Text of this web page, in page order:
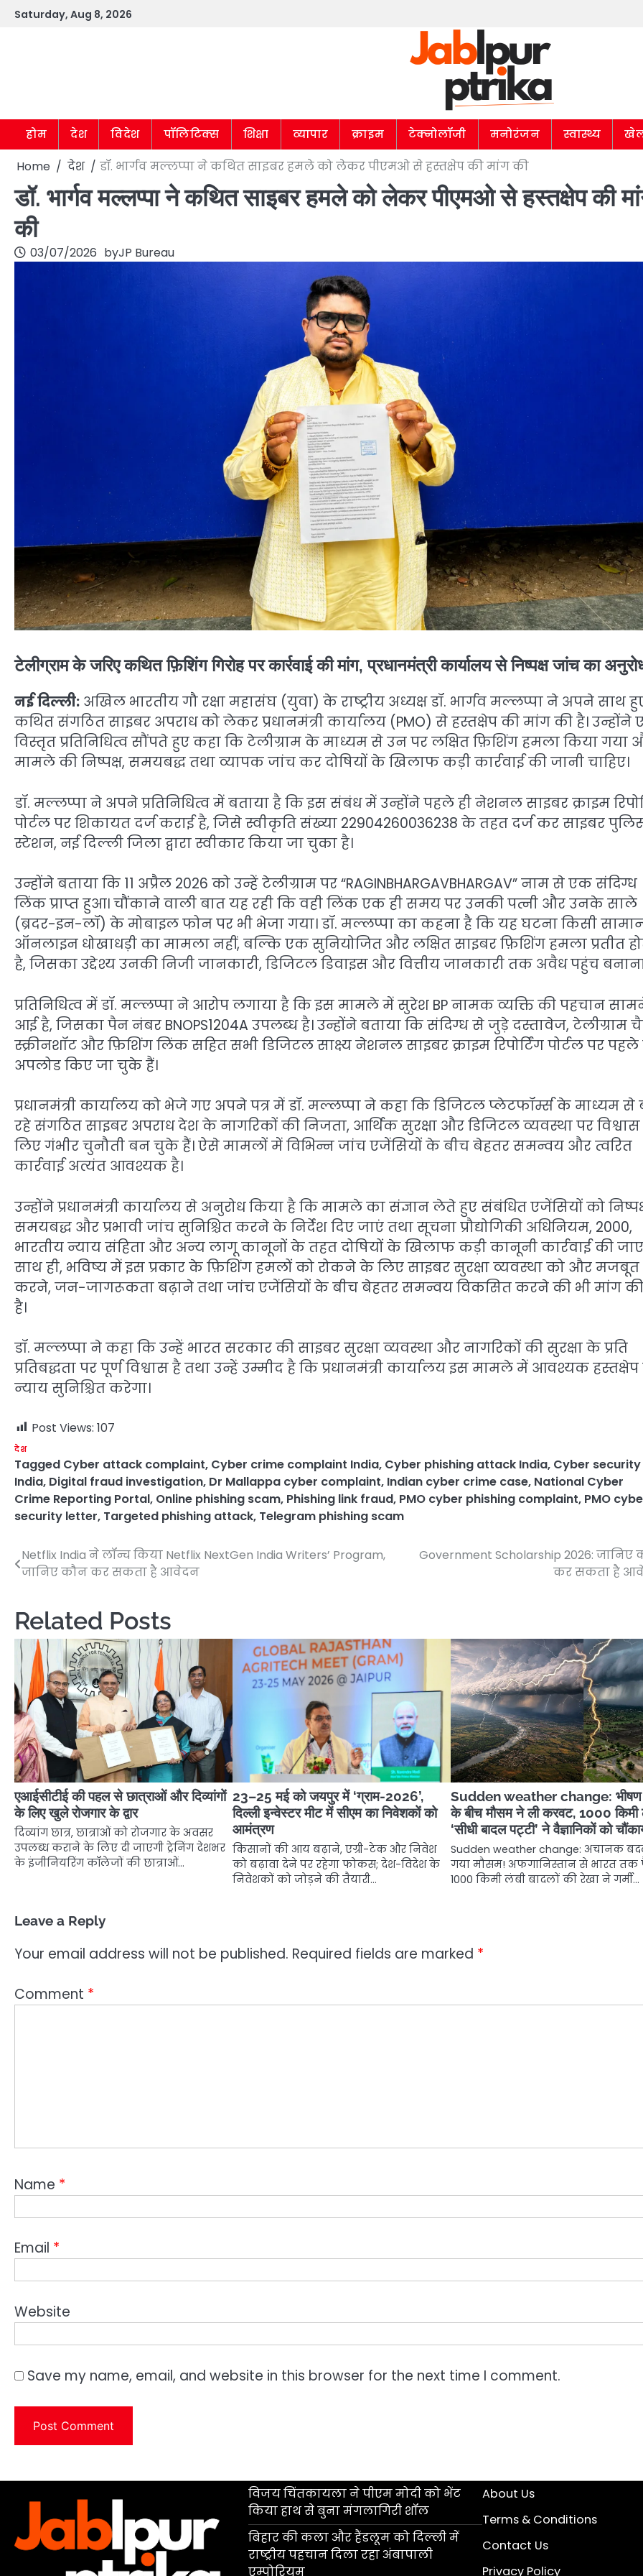
SkipSaturday, Aug 8, 2026
होम देश विदेश पॉलिटिक्स शिक्षा व्यापार क्राइम टेक्नोलॉजी मनोरंजन स्वास्थ्य
Home देश डॉ. भार्गव मल्लप्पा ने कथित साइबर हमले को लेकर पीएमओ से हस्तक्षेप की मांग की
डॉ. भार्गव मल्लप्पा ने कथित साइबर हमले को लेकर पीएमओ से हस्तक्षेप की
की
03/07/2026 byJP Bureau
टेलीग्राम के जरिए कथित फ़िशिंग गिरोह पर कार्रवाई की मांग, प्रधानमंत्री कार्यालय से निष्पक्ष जांच का
नई दिल्ली: अखिल भारतीय गौ रक्षा महासंघ (युवा) के राष्ट्रीय अध्यक्ष डॉ. भार्गव मल्लप्पा ने अपने साथ
कथित संगठित साइबर अपराध को लेकर प्रधानमंत्री कार्यालय (PMO) से हस्तक्षेप की मांग की है। उन्होंने
विस्तृत प्रतिनिधित्व सौंपते हुए कहा कि टेलीग्राम के माध्यम से उन पर लक्षित फ़िशिंग हमला किया गया
मामले की निष्पक्ष, समयबद्ध तथा व्यापक जांच कर दोषियों के खिलाफ कड़ी कार्रवाई की जानी चाहिए।
डॉ. मल्लप्पा ने अपने प्रतिनिधित्व में बताया है कि इस संबंध में उन्होंने पहले ही नेशनल साइबर क्राइम
पोर्टल पर शिकायत दर्ज कराई है, जिसे स्वीकृति संख्या 22904260036238 के तहत दर्ज कर साइबर
स्टेशन, नई दिल्ली जिला द्वारा स्वीकार किया जा चुका है।
उन्होंने बताया कि 11 अप्रैल 2026 को उन्हें टेलीग्राम पर “RAGINBHARGAVBHARGAV” नाम से एक संदिग्ध
लिंक प्राप्त हुआ। चौंकाने वाली बात यह रही कि वही लिंक एक ही समय पर उनकी पत्नी और उनके साले
(ब्रदर-इन-लॉ) के मोबाइल फोन पर भी भेजा गया। डॉ. मल्लप्पा का कहना है कि यह घटना किसी
ऑनलाइन धोखाधड़ी का मामला नहीं, बल्कि एक सुनियोजित और लक्षित साइबर फ़िशिंग हमला प्रतीत
है, जिसका उद्देश्य उनकी निजी जानकारी, डिजिटल डिवाइस और वित्तीय जानकारी तक अवैध पहुंच
प्रतिनिधित्व में डॉ. मल्लप्पा ने आरोप लगाया है कि इस मामले में सुरेश BP नामक व्यक्ति की पहचान
आई है, जिसका पैन नंबर BNOPS1204A उपलब्ध है। उन्होंने बताया कि संदिग्ध से जुड़े दस्तावेज, टेलीग्राम
स्क्रीनशॉट और फ़िशिंग लिंक सहित सभी डिजिटल साक्ष्य नेशनल साइबर क्राइम रिपोर्टिंग पोर्टल पर पहले
अपलोड किए जा चुके हैं।
प्रधानमंत्री कार्यालय को भेजे गए अपने पत्र में डॉ. मल्लप्पा ने कहा कि डिजिटल प्लेटफॉर्म्स के माध्यम से
रहे संगठित साइबर अपराध देश के नागरिकों की निजता, आर्थिक सुरक्षा और डिजिटल व्यवस्था पर
लिए गंभीर चुनौती बन चुके हैं। ऐसे मामलों में विभिन्न जांच एजेंसियों के बीच बेहतर समन्वय और त्वरित
कार्रवाई अत्यंत आवश्यक है।
उन्होंने प्रधानमंत्री कार्यालय से अनुरोध किया है कि मामले का संज्ञान लेते हुए संबंधित एजेंसियों को
समयबद्ध और प्रभावी जांच सुनिश्चित करने के निर्देश दिए जाएं तथा सूचना प्रौद्योगिकी अधिनियम, 2000,
भारतीय न्याय संहिता और अन्य लागू कानूनों के तहत दोषियों के खिलाफ कड़ी कानूनी कार्रवाई की
साथ ही, भविष्य में इस प्रकार के फ़िशिंग हमलों को रोकने के लिए साइबर सुरक्षा व्यवस्था को और मजबूत
करने, जन-जागरूकता बढ़ाने तथा जांच एजेंसियों के बीच बेहतर समन्वय विकसित करने की भी मांग
है।
डॉ. मल्लप्पा ने कहा कि उन्हें भारत सरकार की साइबर सुरक्षा व्यवस्था और नागरिकों की सुरक्षा के प्रति
प्रतिबद्धता पर पूर्ण विश्वास है तथा उन्हें उम्मीद है कि प्रधानमंत्री कार्यालय इस मामले में आवश्यक
न्याय सुनिश्चित करेगा।
Post Views: 107
देश
Tagged Cyber attack complaint, Cyber crime complaint India, Cyber phishing attack India, Cyber security
India, Digital fraud investigation, Dr Mallappa cyber complaint, Indian cyber crime case, National Cyber
Crime Reporting Portal, Online phishing scam, Phishing link fraud, PMO cyber phishing complaint, PMO
security letter, Targeted phishing attack, Telegram phishing scam
Post
Netflix India ने लॉन्च किया Netflix NextGen India Writers’ Program,
जानिए कौन कर सकता है आवेदन
Government Scholarship 2026: जानिए
कर सकता है
Related Posts
एआईसीटीई की पहल से छात्राओं और दिव्यांगों
के लिए खुले रोजगार के द्वार
दिव्यांग छात्र, छात्राओं को रोजगार के अवसर
उपलब्ध कराने के लिए दी जाएगी ट्रेनिंग देशभर
के इंजीनियरिंग कॉलेजों की छात्राओं…
23–25 मई को जयपुर में ‘ग्राम-2026’,
दिल्ली इन्वेस्टर मीट में सीएम का निवेशकों को
आमंत्रण
किसानों की आय बढ़ाने, एग्री-टेक और निवेश
को बढ़ावा देने पर रहेगा फोकस; देश-विदेश के
निवेशकों को जोड़ने की तैयारी…
Sudden weather change: भीषण
के बीच मौसम ने ली करवट, 1000 किमी
‘सीधी बादल पट्टी’ ने वैज्ञानिकों को
Sudden weather change: अचानक
गया मौसम! अफगानिस्तान से भारत तक
1000 किमी लंबी बादलों की रेखा ने गर्मी…
Leave a Reply
Your email address will not be published. Required fields are marked *
Comment *
Name *
Email *
Website
Save my name, email, and website in this browser for the next time I comment.
विजय चिंतकायला ने पीएम मोदी को भेंट
किया हाथ से बुना मंगलागिरी शॉल
बिहार की कला और हैंडलूम को दिल्ली में
राष्ट्रीय पहचान दिला रहा अंबापाली
एम्पोरियम
About Us
Terms & Conditions
Contact Us
Privacy Policy